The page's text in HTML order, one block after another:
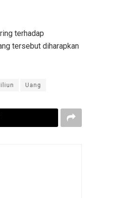
terhadap
tersebut diharapkan
Uang